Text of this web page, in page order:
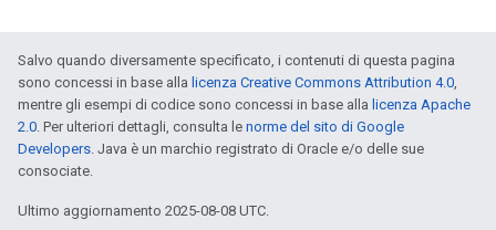
Salvo quando diversamente specificato, i contenuti di questa pagina
sono concessi in base alla licenza Creative Commons Attribution 4.0,
mentre gli esempi di codice sono concessi in base alla licenza Apache
2.0. Per ulteriori dettagli, consulta le norme del sito di Google
Developers. Java è un marchio registrato di Oracle e/o delle sue
consociate.
Ultimo aggiornamento 2025-08-08 UTC.